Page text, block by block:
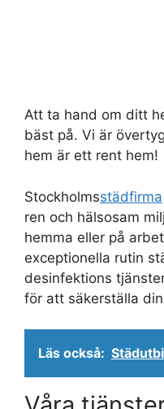
Att ta hand om ditt
bäst på. Vi är
hem är ett rent hem!
Stockholmsstädfirma
ren och hälsosam
hemma eller på
exceptionella rutin
desinfektions
för att säkerställa
Läs också: